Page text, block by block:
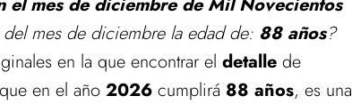
mes de diciembre la edad de: 88 años?
en la que encontrar el detalle de
en el año 2026 cumplirá 88 años, es una